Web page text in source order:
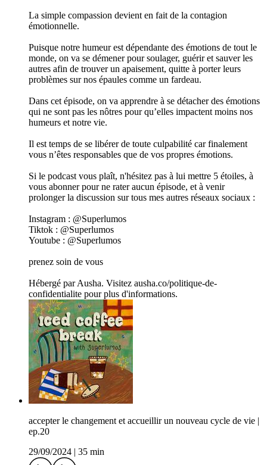
La simple compassion devient en fait de la contagion
émotionnelle.
Puisque notre humeur est dépendante des émotions de tout le
monde, on va se démener pour soulager, guérir et sauver les
autres afin de trouver un apaisement, quitte à porter leurs
problèmes sur nos épaules comme un fardeau.
Dans cet épisode, on va apprendre à se détacher des émotions
qui ne sont pas les nôtres pour qu’elles impactent moins nos
humeurs et notre vie.
Il est temps de se libérer de toute culpabilité car finalement
vous n’êtes responsables que de vos propres émotions.
Si le podcast vous plaît, n'hésitez pas à lui mettre 5 étoiles, à
vous abonner pour ne rater aucun épisode, et à venir
prolonger la discussion sur tous mes autres réseaux sociaux :
Instagram : @Superlumos
Tiktok : @Superlumos
Youtube : @Superlumos
prenez soin de vous
Hébergé par Ausha. Visitez ausha.co/politique-de-
confidentialite pour plus d'informations.
accepter le changement et accueillir un nouveau cycle de vie |
ep.20
29/09/2024
35 min